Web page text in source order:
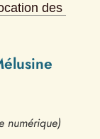
des
numérique)